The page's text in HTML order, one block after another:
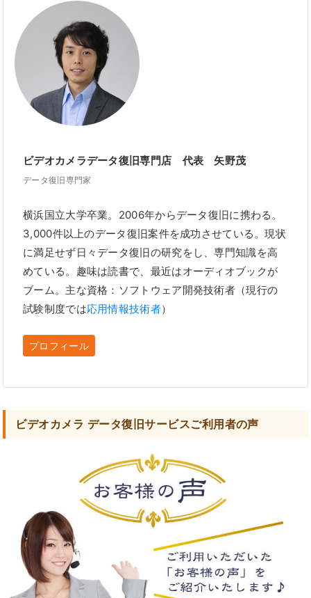
ビデオカメラデータ復旧専門店 代表 矢野茂
データ復旧専門家
横浜国立大学卒業。2006年からデータ復旧に携わる。
3,000件以上のデータ復旧案件を成功させている。現状
に満足せず日々データ復旧の研究をし、専門知識を高
めている。趣味は読書で、最近はオーディオブックが
ブーム。主な資格：ソフトウェア開発技術者（現行の
試験制度では応用情報技術者）
プロフィール
ビデオカメラ データ復旧サービスご利用者の声